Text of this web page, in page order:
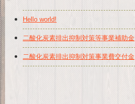
指名願受付要領
ダウンロード
お問い合わせ
Hello world!
二酸化炭素排出抑制対策等事業補助金
二酸化炭素排出抑制対策事業費交付金